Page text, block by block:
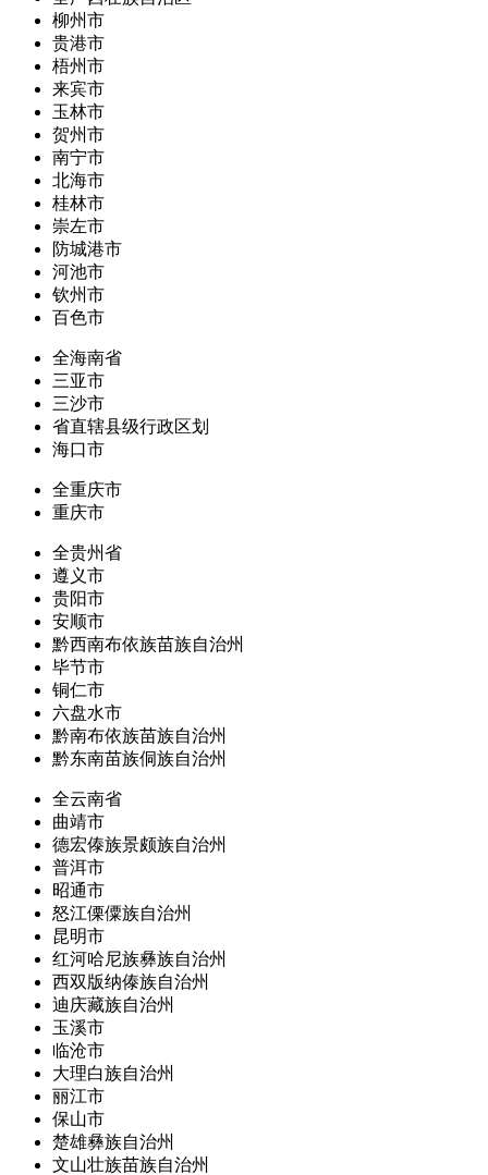
柳州市
贵港市
梧州市
来宾市
玉林市
贺州市
南宁市
北海市
桂林市
崇左市
防城港市
河池市
钦州市
百色市
全海南省
三亚市
三沙市
省直辖县级行政区划
海口市
全重庆市
重庆市
全贵州省
遵义市
贵阳市
安顺市
黔西南布依族苗族自治州
毕节市
铜仁市
六盘水市
黔南布依族苗族自治州
黔东南苗族侗族自治州
全云南省
曲靖市
德宏傣族景颇族自治州
普洱市
昭通市
怒江傈僳族自治州
昆明市
红河哈尼族彝族自治州
西双版纳傣族自治州
迪庆藏族自治州
玉溪市
临沧市
大理白族自治州
丽江市
保山市
楚雄彝族自治州
文山壮族苗族自治州